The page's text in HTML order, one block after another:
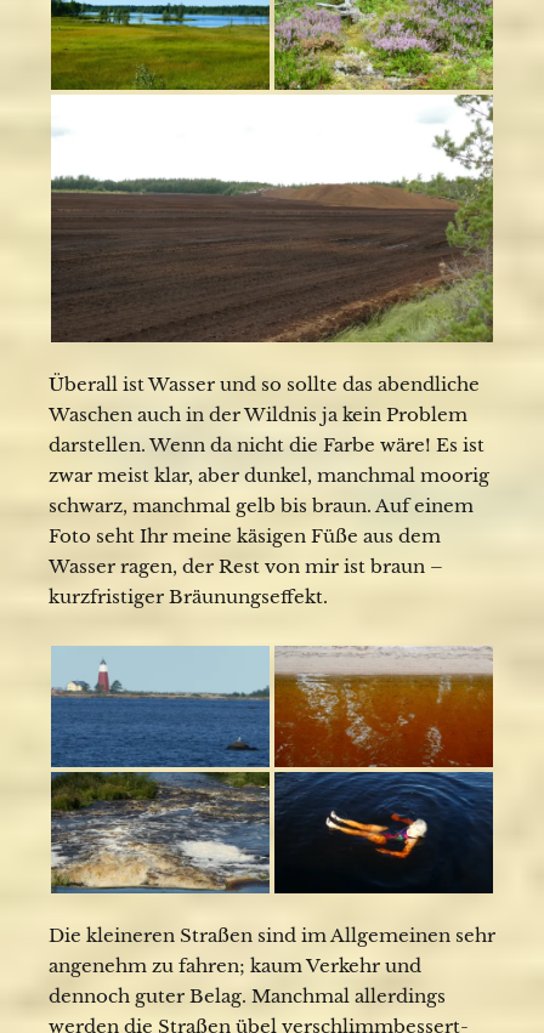
Überall ist Wasser und so sollte das abendliche
Waschen auch in der Wildnis ja kein Problem
darstellen. Wenn da nicht die Farbe wäre! Es ist
zwar meist klar, aber dunkel, manchmal moorig
schwarz, manchmal gelb bis braun. Auf einem
Foto seht Ihr meine käsigen Füße aus dem
Wasser ragen, der Rest von mir ist braun –
kurzfristiger Bräunungseffekt.
Die kleineren Straßen sind im Allgemeinen sehr
angenehm zu fahren; kaum Verkehr und
dennoch guter Belag. Manchmal allerdings
werden die Straßen übel verschlimmbessert-